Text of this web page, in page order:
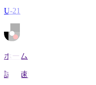
U-21
ホーム
試合速報